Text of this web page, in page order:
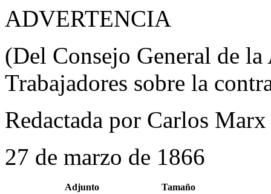
ADVERTENCIA
(Del Consejo General de
Trabajadores sobre la
Redactada por Carlos Marx
27 de marzo de 1866
Adjunto
Tamaño